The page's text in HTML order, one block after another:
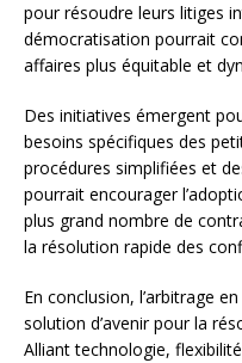
pour résoudre leurs litiges
démocratisation pourrait
affaires plus équitable et
Des initiatives émergent
besoins spécifiques des
procédures simplifiées et
pourrait encourager
plus grand nombre de
la résolution rapide des
En conclusion, l’arbitrage
solution d’avenir pour la
Alliant technologie,